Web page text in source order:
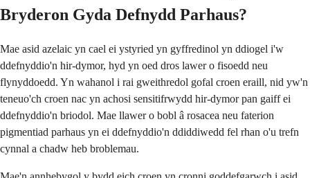
Bryderon Gyda Defnydd Parhaus?
Mae asid azelaic yn cael ei ystyried yn gyffredinol yn ddiogel i'w
ddefnyddio'n hir-dymor, hyd yn oed dros lawer o fisoedd neu
flynyddoedd. Yn wahanol i rai gweithredol gofal croen eraill, nid yw'n
teneuo'ch croen nac yn achosi sensitifrwydd hir-dymor pan gaiff ei
ddefnyddio'n briodol. Mae llawer o bobl â rosacea neu faterion
pigmentiad parhaus yn ei ddefnyddio'n ddiddiwedd fel rhan o'u trefn
cynnal a chadw heb broblemau.